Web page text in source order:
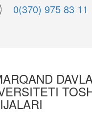
0(370) 975 83 11